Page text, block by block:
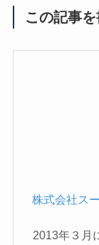
この記事
株式会社ス
2013年３月